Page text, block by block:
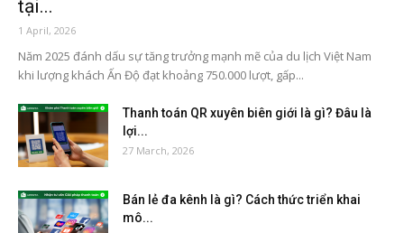
tại...
1 April, 2026
Năm 2025 đánh dấu sự tăng trưởng mạnh mẽ của du lịch Việt Nam
khi lượng khách Ấn Độ đạt khoảng 750.000 lượt, gấp...
Thanh toán QR xuyên biên giới là gì? Đâu là
lợi...
27 March, 2026
Bán lẻ đa kênh là gì? Cách thức triển khai
mô...